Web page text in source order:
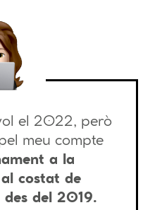
el 2022, però
meu compte
a la
costat de
del 2019.